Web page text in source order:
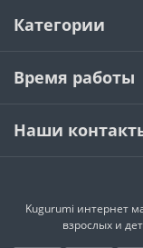
Категории
Время работы
Наши
Kugurumi интернет
взрослых и